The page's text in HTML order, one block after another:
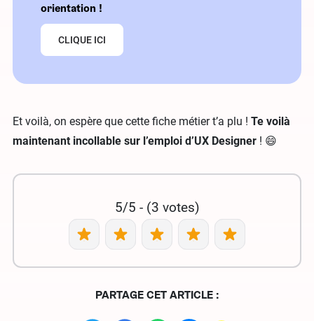
orientation !
CLIQUE ICI
Et voilà, on espère que cette fiche métier t’a plu ! Te voilà
maintenant incollable sur l’emploi d’UX Designer ! 😄
5/5 - (3 votes)
PARTAGE CET ARTICLE :